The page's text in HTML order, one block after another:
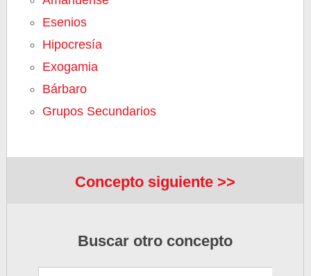
Esenios
Hipocresía
Exogamia
Bárbaro
Grupos Secundarios
Concepto siguiente >>
Buscar otro concepto